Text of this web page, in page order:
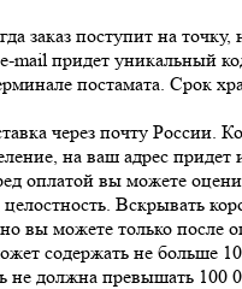
заказ поступит на точку,
mail придет уникальный
постамата. Срок
через почту России.
на ваш адрес придет
оплатой вы можете
Вскрывать
вы можете только после
содержать не больше
не должна превышать 100